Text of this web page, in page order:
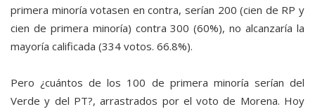
primera minoría votasen en contra, serían 200 (cien de RP y
cien de primera minoría) contra 300 (60%), no alcanzaría la
mayoría calificada (334 votos. 66.8%).
Pero ¿cuántos de los 100 de primera minoría serían del
Verde y del PT?, arrastrados por el voto de Morena. Hoy